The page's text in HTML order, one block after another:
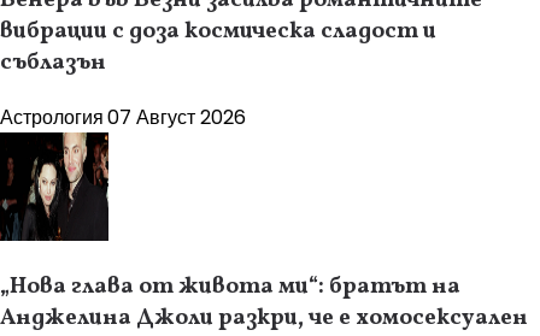
вибрации с доза космическа сладост и
съблазън
Астрология07 Август 2026
„Нова глава от живота ми“: братът на
Анджелина Джоли разкри, че е хомосексуален